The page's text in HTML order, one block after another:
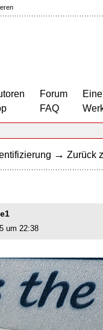
Forum
FAQ
→ Zurück
um 22:38